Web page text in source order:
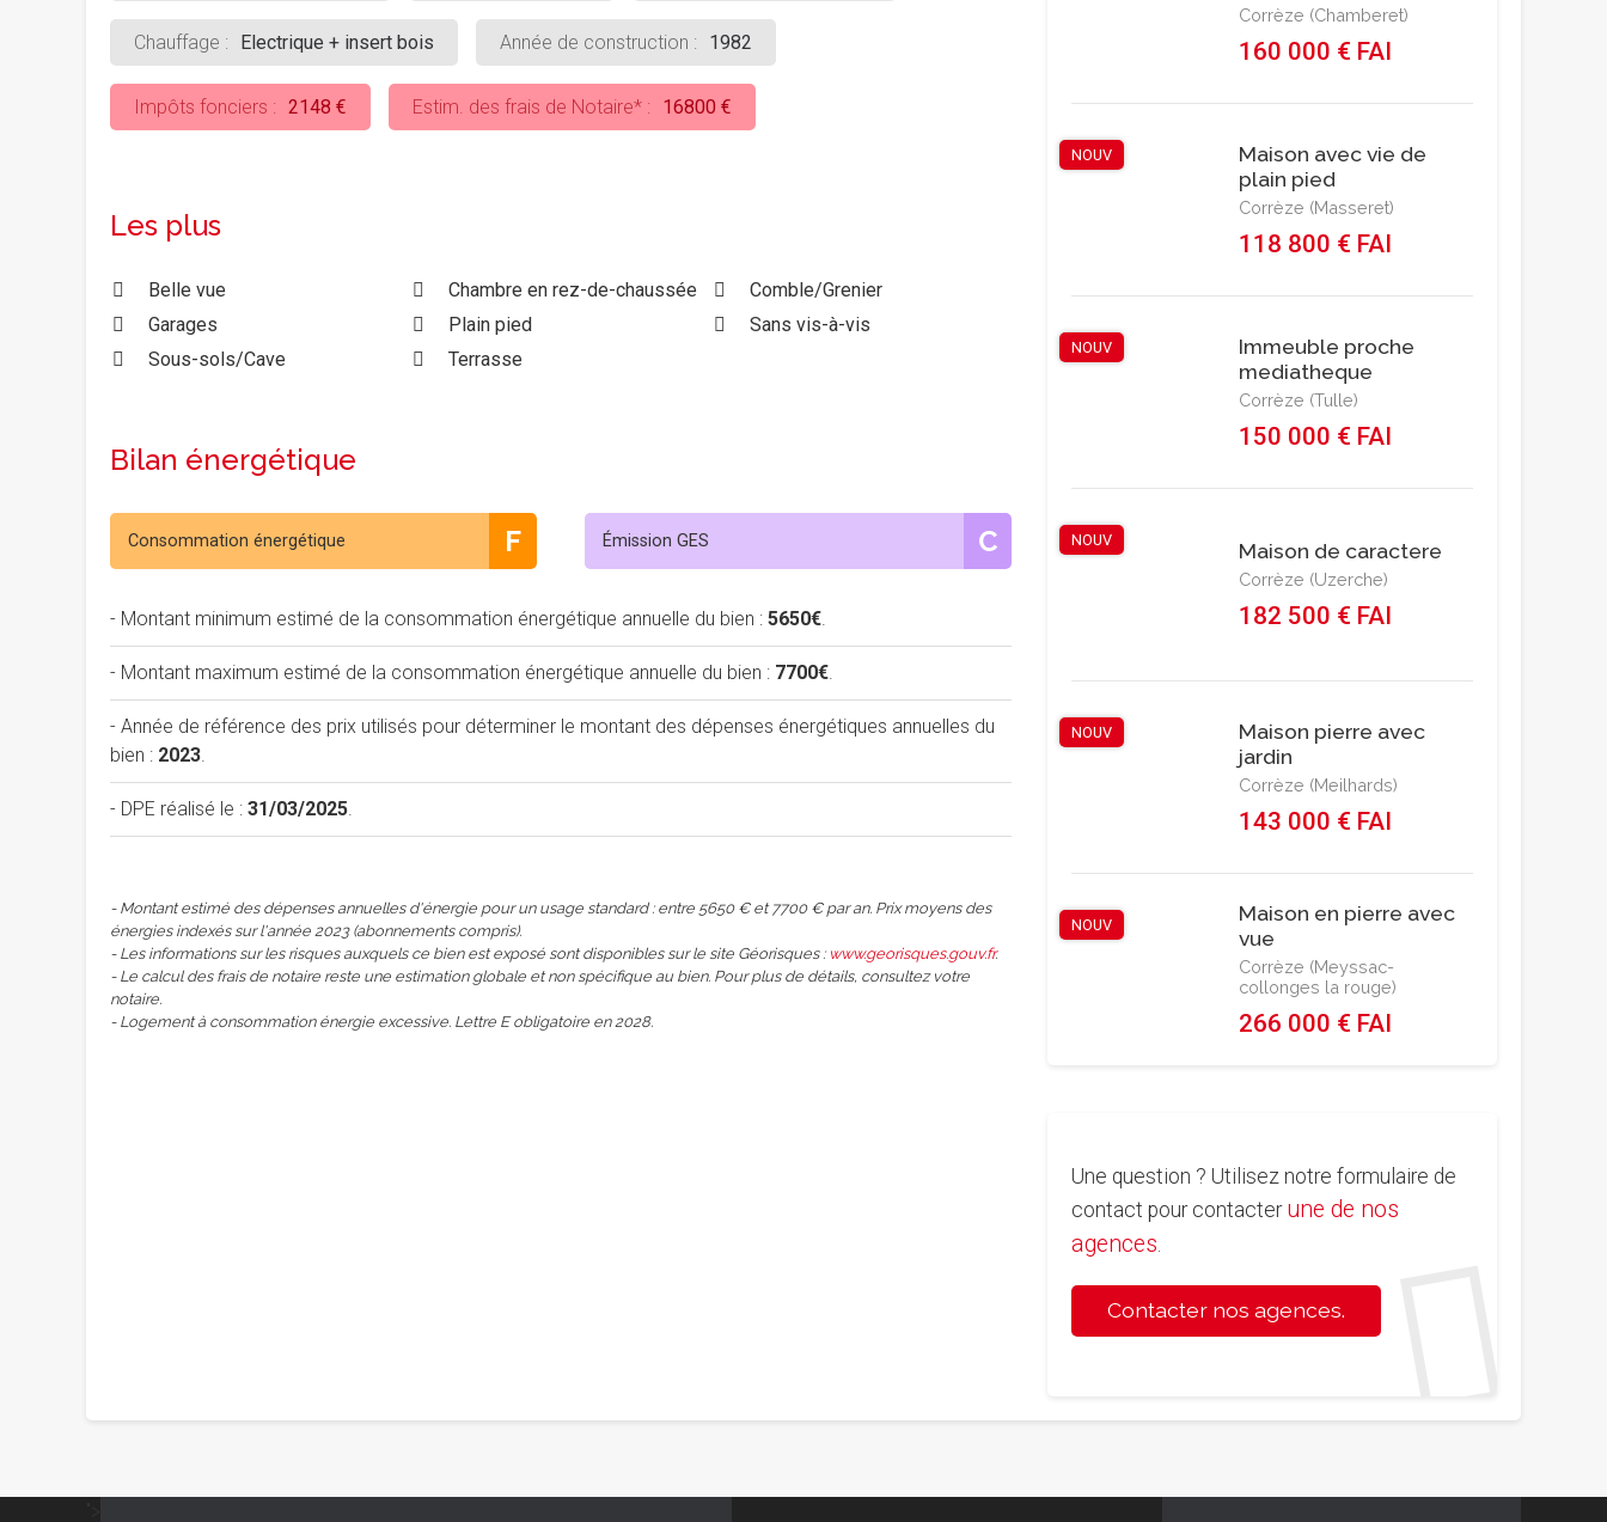
Chauffage : Electrique + insert bois Année de construction : 1982
Impôts fonciers : 2148 € Estim. des frais de Notaire* : 16800 €
Les plus
Belle vue Chambre en rez-de-chaussée
Comble/Grenier
Garages
Plain pied
Sans vis-à-vis
Sous-sols/Cave
Terrasse
Bilan énergétique
Consommation énergétique F Émission GES C
- Montant minimum estimé de la consommation énergétique annuelle du bien : 5650€.
- Montant maximum estimé de la consommation énergétique annuelle du bien : 7700€.
- Année de référence des prix utilisés pour déterminer le montant des dépenses énergétiques annuelles du
bien : 2023.
- DPE réalisé le : 31/03/2025.
- Montant estimé des dépenses annuelles d'énergie pour un usage standard : entre 5650 € et 7700 € par an. Prix moyens des
énergies indexés sur l'année 2023 (abonnements compris).
- Les informations sur les risques auxquels ce bien est exposé sont disponibles sur le site Géorisques : www.georisques.gouv.fr.
- Le calcul des frais de notaire reste une estimation globale et non spécifique au bien. Pour plus de détails, consultez votre
notaire.
- Logement à consommation énergie excessive. Lettre E obligatoire en 2028.
Corrèze (Chamberet)
160 000 € FAI
NOUV
Maison avec vie de
plain pied
Corrèze (Masseret)
118 800 € FAI
NOUV
Immeuble proche
mediatheque
Corrèze (Tulle)
150 000 € FAI
NOUV Maison de caractere
Corrèze (Uzerche)
182 500 € FAI
NOUV
Maison pierre avec
jardin
Corrèze (Meilhards)
143 000 € FAI
NOUV
Maison en pierre avec
vue
Corrèze (Meyssac-
collonges la rouge)
266 000 € FAI
Une question ? Utilisez notre formulaire de
contact pour contacter une de nos
agences
Contacter nos agences.